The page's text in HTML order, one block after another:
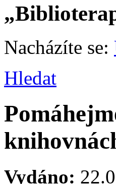
Nacházíte se:
Hledat
Vydáno: